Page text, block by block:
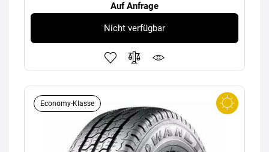
Auf Anfrage
Nicht verfügbar
Economy-Klasse